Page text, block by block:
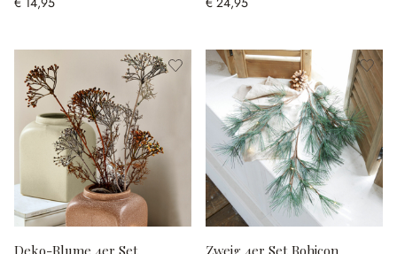
Deko-Blume 4er Set
Zweig 4er Set Bohicon